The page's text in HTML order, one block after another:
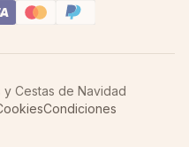
y Cestas de Navidad
Condiciones